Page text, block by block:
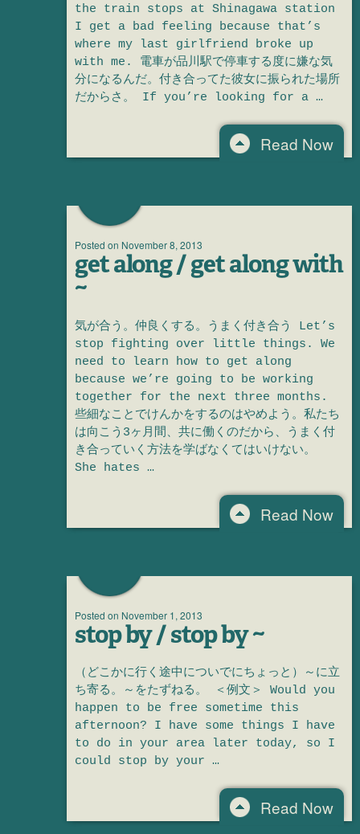
the train stops at Shinagawa station
I get a bad feeling because that’s
where my last girlfriend broke up
with me. 電車が品川駅で停車する度に嫌な気
分になるんだ。付き合ってた彼女に振られた場所
だからさ。 If you’re looking for a …
Read Now
Posted on November 8, 2013
get along / get along with
~
気が合う。仲良くする。うまく付き合う Let’s
stop fighting over little things. We
need to learn how to get along
because we’re going to be working
together for the next three months.
些細なことでけんかをするのはやめよう。私たち
は向こう3ヶ月間、共に働くのだから、うまく付
き合っていく方法を学ばなくてはいけない。
She hates …
Read Now
Posted on November 1, 2013
stop by / stop by ~
（どこかに行く途中についでにちょっと）～に立
ち寄る。～をたずねる。 ＜例文＞ Would you
happen to be free sometime this
afternoon? I have some things I have
to do in your area later today, so I
could stop by your …
Read Now